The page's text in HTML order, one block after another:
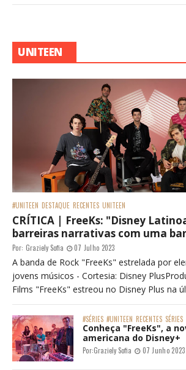
UNITEEN
#UNITEEN DESTAQUE RECENTES UNITEEN
CRÍTICA | FreeKs: "Disney
barreiras narrativas com uma
Por: Graziely Sofia 07 Julho 2023
A banda de Rock "FreeKs" estrelada por
jovens músicos - Cortesia: Disney
Films "FreeKs" estreou no Disney Plus na
#SÉRIES #UNITEEN RECENTES SÉRIES
Conheça "FreeKs", a
americana do Disney+
Por:Graziely Sofia 07 Junho 2023